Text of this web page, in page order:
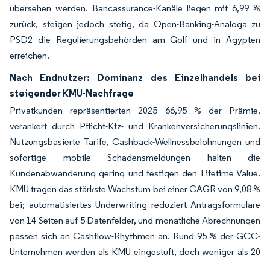
übersehen werden. Bancassurance-Kanäle liegen mit 6,99 %
zurück, steigen jedoch stetig, da Open-Banking-Analoga zu
PSD2 die Regulierungsbehörden am Golf und in Ägypten
erreichen.
Nach Endnutzer: Dominanz des Einzelhandels bei
steigender KMU-Nachfrage
Privatkunden repräsentierten 2025 66,95 % der Prämie,
verankert durch Pflicht-Kfz- und Krankenversicherungslinien.
Nutzungsbasierte Tarife, Cashback-Wellnessbelohnungen und
sofortige mobile Schadensmeldungen halten die
Kundenabwanderung gering und festigen den Lifetime Value.
KMU tragen das stärkste Wachstum bei einer CAGR von 9,08 %
bei; automatisiertes Underwriting reduziert Antragsformulare
von 14 Seiten auf 5 Datenfelder, und monatliche Abrechnungen
passen sich an Cashflow-Rhythmen an. Rund 95 % der GCC-
Unternehmen werden als KMU eingestuft, doch weniger als 20